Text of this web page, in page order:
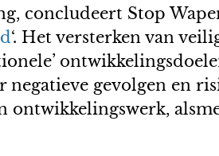
concludeert Stop
‘. Het versterken van
gevolgen en